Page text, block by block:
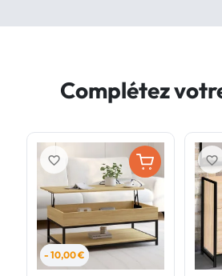
Complétez
- 10,00 €
favorite_border favorite_border